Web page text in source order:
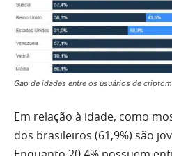
Gap de idades entre os usuários de
Em relação à idade, como
dos brasileiros (61,9%) são